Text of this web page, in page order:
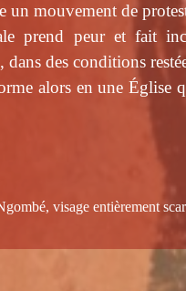
un mouvement de
prend peur et fait
des conditions
alors en une Église
entièrement